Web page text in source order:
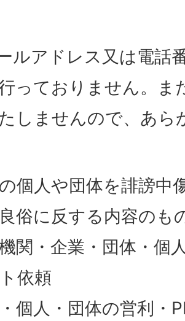
ルアドレス又は電話
っておりません。ま
しませんので、あら
個人や団体を誹謗中
俗に反する内容のも
関・企業・団体・個
依頼
個人・団体の営利・